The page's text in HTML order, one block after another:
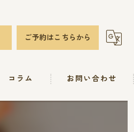
ご予約はこちらから
コラム お問い合わせ